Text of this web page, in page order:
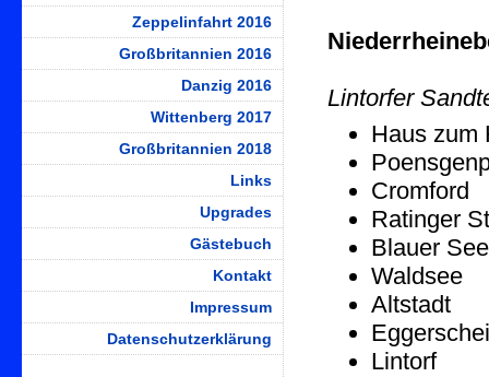
Lintorfer
Haus zum
Cromford
Ratinger
Blauer
Waldsee
Altstadt
Lintorf
Zeppelinfahrt 2016
Großbritannien 2016
Danzig 2016
Wittenberg 2017
Großbritannien 2018
Links
Upgrades
Gästebuch
Kontakt
Impressum
Datenschutzerklärung